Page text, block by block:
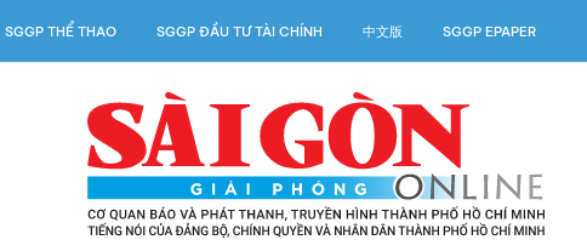
SGGP THỂ THAO SGGP ĐẦU TƯ TÀI CHÍNH 中文版 SGGP EPAPER